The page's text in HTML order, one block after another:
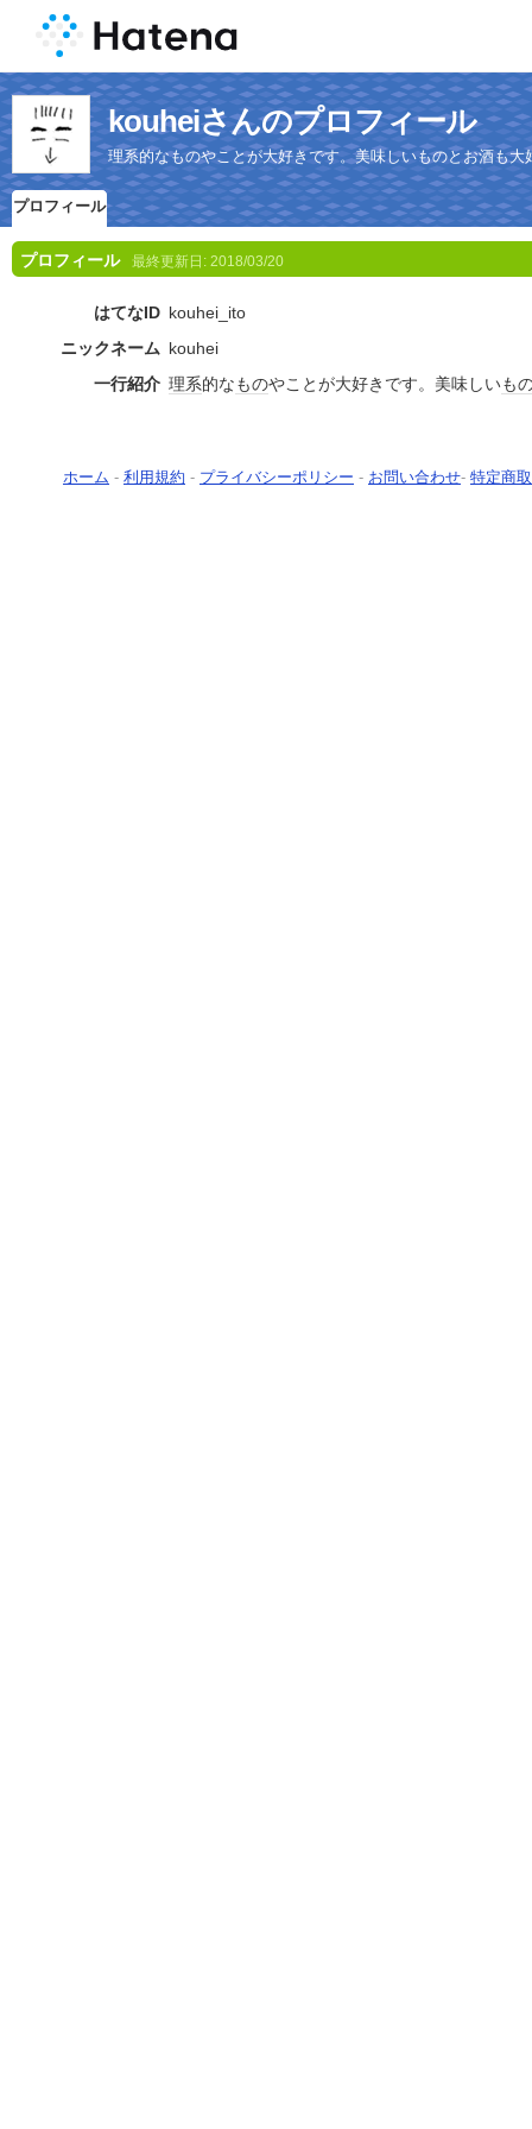
kouheiさんのプロフィール
理系的なものやことが大好きです。美味しいものとお酒も大
プロフィール
プロフィール 最終更新日: 2018/03/20
はてなID kouhei_ito
ニックネーム kouhei
一行紹介 理系的なものやことが大好きです。美味しいも
ホーム - 利用規約 - プライバシーポリシー - お問い合わせ- 特定商